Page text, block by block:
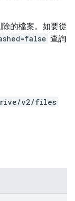
的檔案。如要從
查詢
drive/v2/files